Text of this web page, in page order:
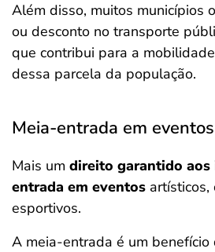
Além disso, muitos municípios
ou desconto no transporte
que contribui para a
dessa parcela da população.
Meia-entrada em eventos
Mais um direito garantido aos
entrada em eventos artísticos,
esportivos.
A meia-entrada é um benefício